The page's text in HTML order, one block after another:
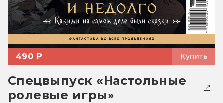
490 ₽ Купить
Спецвыпуск «Настольные
ролевые игры»